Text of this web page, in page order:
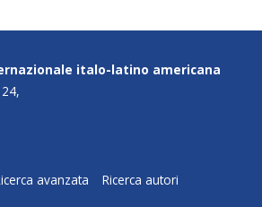
italo-latino americana
avanzata Ricerca autori